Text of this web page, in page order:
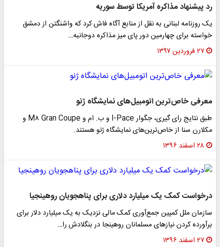
رد پیشنهاد مذاکره آمریکا توسط سوریه
یک روزنامه لبنانی به نقل از منابع آگاه فاش کرد که واشنگتن از دمشق
خواسته برای چهارمین دور پای میز مذاکره دوجانبه…
۲۷ فروردین ۱۳۹۷
معرفی خاص‌ترین اتومبیل‌های نمایشگاه ژنو
طبق نتایج رای گیری، جگوار I-Pace و ب. ام و M۸ Gran Coupe و
مکلارن سنا از خاص‌ترین‌های نمایشگاه ژنو هستند.
۲۸ اسفند ۱۳۹۶
درخواست کمک یک میلیارد دلاری برای پناهجویان روهینجیا
سازمان ملل کمپین جمع‌آوری کمک مالی نزدیک به یک میلیارد دلار برای
برآورده کردن نیازهای مسلمانان روهینجا در بنگلادش را…
۲۷ اسفند ۱۳۹۶